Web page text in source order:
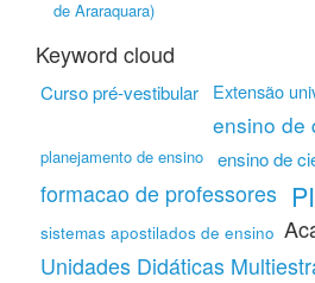
de Araraquara)
Keyword cloud
Curso pré-vestibular Extensão
ensino de
planejamento de ensino ensino de
formacao de professores
sistemas apostilados de ensino
Unidades Didáticas